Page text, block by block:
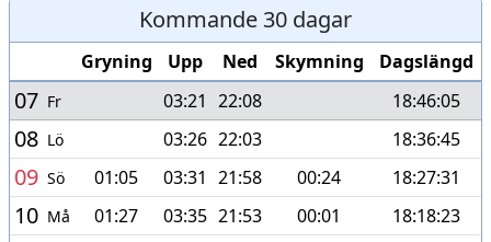
Kommande 30 dagar
Gryning Upp Ned Skymning Dagslängd
07 Fr 03:21 22:08 18:46:05
08 Lö 03:26 22:03 18:36:45
09 Sö 01:05 03:31 21:58 00:24 18:27:31
10 Må 01:27 03:35 21:53 00:01 18:18:23